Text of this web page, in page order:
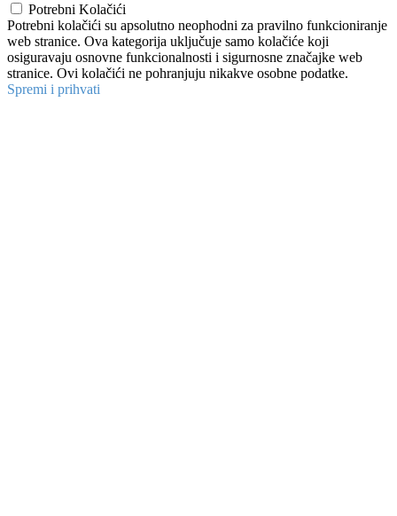
Potrebni Kolačići
Potrebni kolačići su apsolutno neophodni za pravilno funkcioniranje
web stranice. Ova kategorija uključuje samo kolačiće koji
osiguravaju osnovne funkcionalnosti i sigurnosne značajke web
stranice. Ovi kolačići ne pohranjuju nikakve osobne podatke.
Spremi i prihvati